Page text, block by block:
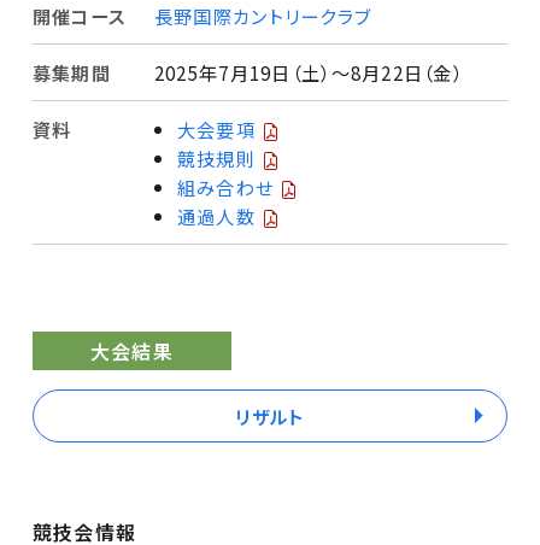
開催コース 長野国際カントリークラブ
募集期間 2025年7月19日（土）〜8月22日（金）
資料
大会要項
競技規則
組み合わせ
通過人数
大会結果
リザルト
競技会情報